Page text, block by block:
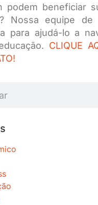
podem beneficiar
Nossa equipe de
para ajudá-lo a
CLIQUE